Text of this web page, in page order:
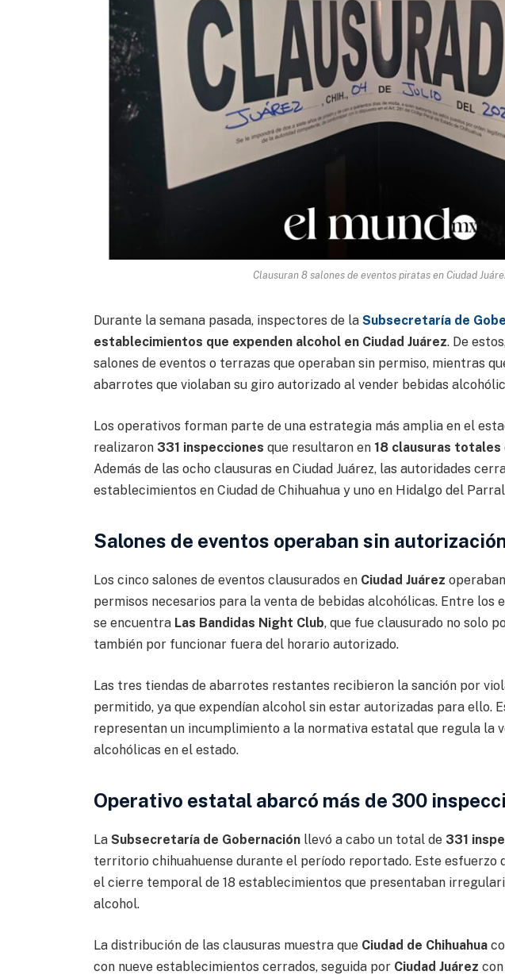
Clausuran 8 salones de eventos piratas en Ciudad
Durante la semana pasada, inspectores de la Subsecretaría de
establecimientos que expenden alcohol en Ciudad Juárez. De
salones de eventos o terrazas que operaban sin permiso, mientras
abarrotes que violaban su giro autorizado al vender bebidas
Los operativos forman parte de una estrategia más amplia en el
realizaron 331 inspecciones que resultaron en 18 clausuras totales
Además de las ocho clausuras en Ciudad Juárez, las autoridades
establecimientos en Ciudad de Chihuahua y uno en Hidalgo del
Salones de eventos operaban sin
Los cinco salones de eventos clausurados en Ciudad Juárez
permisos necesarios para la venta de bebidas alcohólicas. Entre los
se encuentra Las Bandidas Night Club, que fue clausurado no solo
también por funcionar fuera del horario autorizado.
Las tres tiendas de abarrotes restantes recibieron la sanción por
permitido, ya que expendían alcohol sin estar autorizadas para ello.
representan un incumplimiento a la normativa estatal que regula la
alcohólicas en el estado.
Operativo estatal abarcó más de 300
La Subsecretaría de Gobernaciónllevó a cabo un total de 331
territorio chihuahuense durante el período reportado. Este esfuerzo
el cierre temporal de 18 establecimientos que presentaban
alcohol.
La distribución de las clausuras muestra que Ciudad de Chihuahua
con nueve establecimientos cerrados, seguida por Ciudad Juárez